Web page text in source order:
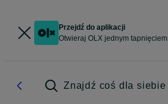
Przejdź do aplikacji
Otwieraj OLX jednym tapnięciem
Znajdź coś dla siebie